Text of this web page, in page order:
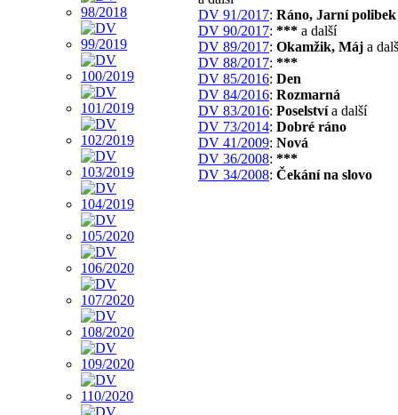
DV 91/2017: Ráno, Jarní polibek
DV 90/2017: *** a další
DV 89/2017: Okamžik, Máj a
DV 88/2017: ***
DV 85/2016: Den
DV 84/2016: Rozmarná
DV 83/2016: Poselstvía další
DV 73/2014: Dobré ráno
DV 41/2009: Nová
DV 36/2008: ***
DV 34/2008: Čekání na slovo